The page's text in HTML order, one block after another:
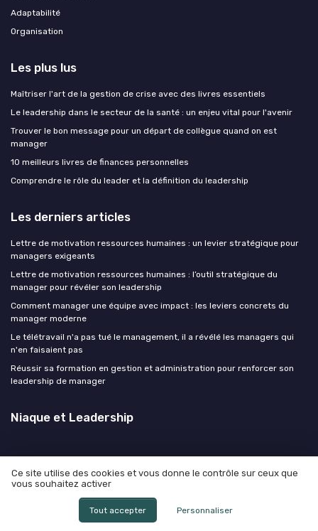
Adaptabilité
Organisation
Les plus lus
Maîtriser l'art de la gestion de crise avec des livres essentiels
Le leadership dans le secteur de la santé : un enjeu vital pour l'avenir
Trouver le bon message pour un départ de collègue quand on est
manager
10 meilleurs livres de finances personnelles
Comprendre le rôle du leader et la définition du leadership
Les derniers articles
Lettre de motivation ressources humaines : un levier stratégique pour
managers exigeants
Lettre de motivation ressources humaines : l’outil stratégique du
manager pour révéler son leadership
Comment manager une équipe avec impact : les leviers concrets du
manager moderne
Le télétravail n'a pas tué le management, il a révélé les managers qui
n'en faisaient pas
Réussir sa formation en gestion et administration pour renforcer son
leadership de manager
Niaque et Leadership
Mentions légales
© Niaque et Leadership 2026
Ce site utilise des cookies et vous donne le contrôle sur ceux que
vous souhaitez activer
Tout accepter Personnaliser